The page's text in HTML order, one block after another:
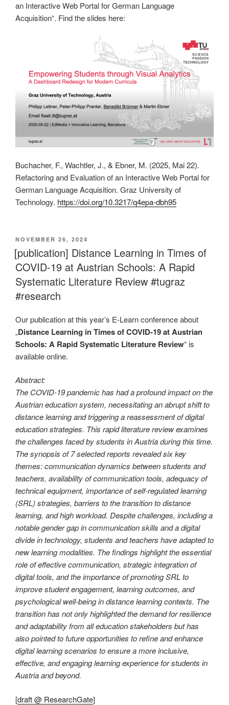
an Interactive Web Portal for German Language
Acquisition“. Find the slides here:
Buchacher, F., Wachtler, J., & Ebner, M. (2025, Mai 22).
Refactoring and Evaluation of an Interactive Web Portal for
German Language Acquisition. Graz University of
Technology. https://doi.org/10.3217/q4epa-dbh95
VERÖFFENTLICHT
AM
NOVEMBER 26, 2024
[publication] Distance Learning in Times of
COVID-19 at Austrian Schools: A Rapid
Systematic Literature Review #tugraz
#research
Our publication at this year’s E-Learn conference about
„Distance Learning in Times of COVID-19 at Austrian
Schools: A Rapid Systematic Literature Review“ is
available online.
Abstract:
The COVID-19 pandemic has had a profound impact on the
Austrian education system, necessitating an abrupt shift to
distance learning and triggering a reassessment of digital
education strategies. This rapid literature review examines
the challenges faced by students in Austria during this time.
The synopsis of 7 selected reports revealed six key
themes: communication dynamics between students and
teachers, availability of communication tools, adequacy of
technical equipment, importance of self-regulated learning
(SRL) strategies, barriers to the transition to distance
learning, and high workload. Despite challenges, including a
notable gender gap in communication skills and a digital
divide in technology, students and teachers have adapted to
new learning modalities. The findings highlight the essential
role of effective communication, strategic integration of
digital tools, and the importance of promoting SRL to
improve student engagement, learning outcomes, and
psychological well-being in distance learning contexts. The
transition has not only highlighted the demand for resilience
and adaptability from all education stakeholders but has
also pointed to future opportunities to refine and enhance
digital learning scenarios to ensure a more inclusive,
effective, and engaging learning experience for students in
Austria and beyond.
[draft @ ResearchGate]